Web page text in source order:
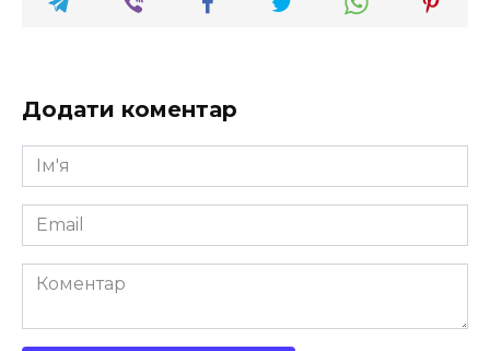
Додати коментар
Ім'я
*
Email
*
Коментар